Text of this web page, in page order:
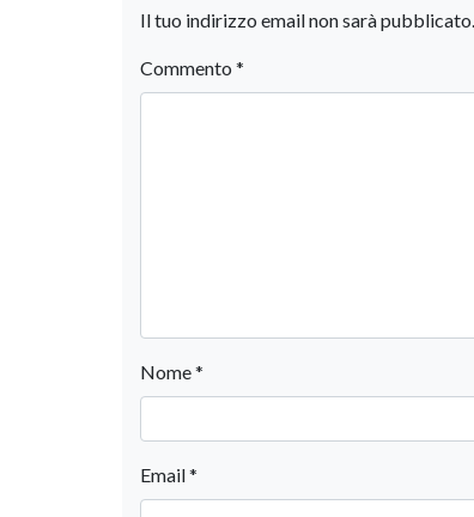
Il tuo indirizzo email non sarà pubblicato.
Commento *
Nome*
Email*